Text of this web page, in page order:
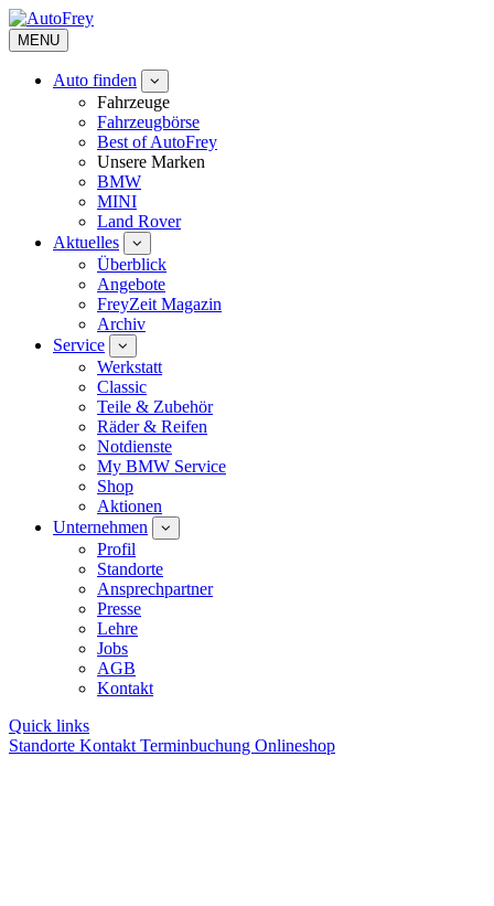
MENU
Auto finden
Fahrzeuge
Fahrzeugbörse
Best of AutoFrey
Unsere Marken
BMW
MINI
Land Rover
Aktuelles
Überblick
Angebote
FreyZeit Magazin
Archiv
Service
Werkstatt
Classic
Teile & Zubehör
Räder & Reifen
Notdienste
My BMW Service
Shop
Aktionen
Unternehmen
Profil
Standorte
Ansprechpartner
Presse
Lehre
Jobs
AGB
Kontakt
Quick links
Standorte Kontakt Terminbuchung Onlineshop